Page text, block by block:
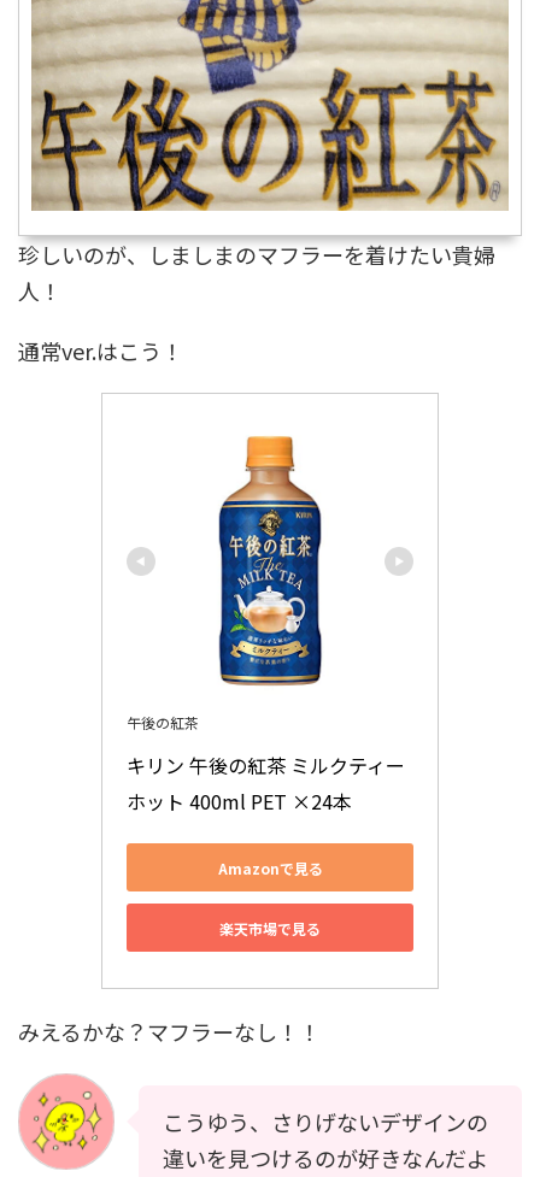
珍しいのが、しましまのマフラーを着けたい貴婦
人！
通常ver.はこう！
午後の紅茶
キリン 午後の紅茶 ミルクティー
ホット 400ml PET ×24本
Amazonで見る
楽天市場で見る
みえるかな？マフラーなし！！
こうゆう、さりげないデザインの
違いを見つけるのが好きなんだよ